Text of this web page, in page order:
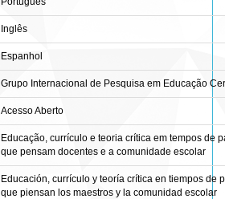
Inglês
Espanhol
Grupo Internacional de Pesquisa em Educação
Acesso Aberto
Educação, currículo e teoria crítica em tempos de
que pensam docentes e a comunidade escolar
Educación, currículo y teoría crítica en tiempos de
que piensan los maestros y la comunidad escolar